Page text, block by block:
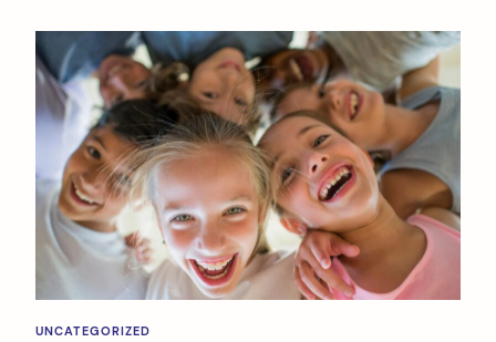
UNCATEGORIZED